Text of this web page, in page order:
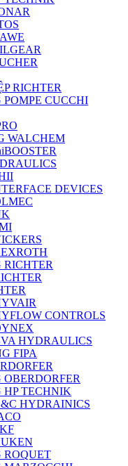
RICHTER
CUCCHI
WALCHEM
DEVICES
CONTROLS
HYDRAULICS
FIPA
TECHNIK
HYDRAINICS
ROQUET